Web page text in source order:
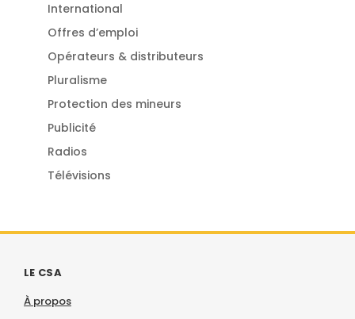
International
Offres d’emploi
Opérateurs & distributeurs
Pluralisme
Protection des mineurs
Publicité
Radios
Télévisions
LE CSA
À propos